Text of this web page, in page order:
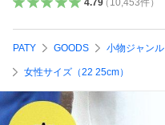
PATY GOODS 小物ジャンル
女性サイズ（22 25cm）